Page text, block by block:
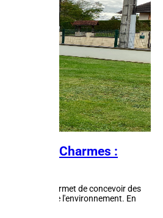
à Charmes :
à Charmes permet de concevoir des
et respect de l'environnement. En